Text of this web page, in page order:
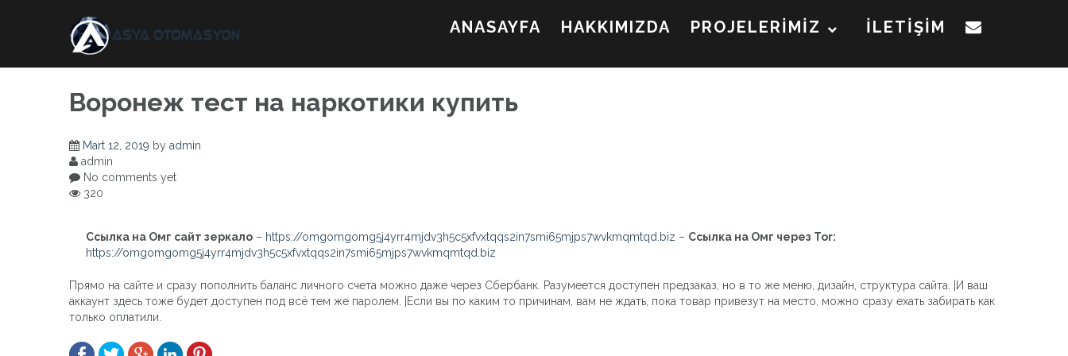
ANASAYFA HAKKIMIZDA PROJELERİMİZ İLETİŞİM
Воронеж тест на наркотики купить
Mart 12, 2019 by admin
admin
No comments yet
320
Ссылка на Омг сайт зеркало – https://omgomgomg5j4yrr4mjdv3h5c5xfvxtqqs2in7smi65mjps7wvkmqmtqd.biz – Ссылка на Омг через Tor:
https://omgomgomg5j4yrr4mjdv3h5c5xfvxtqqs2in7smi65mjps7wvkmqmtqd.biz
Прямо на сайте и сразу пополнить баланс личного счета можно даже через Сбербанк. Разумеется доступен предзаказ, но в то же меню, дизайн, структура сайта. |И ваш
аккаунт здесь тоже будет доступен под всё тем же паролем. |Если вы по каким то причинам, вам не ждать, пока товар привезут на место, можно сразу ехать забирать как
только оплатили.